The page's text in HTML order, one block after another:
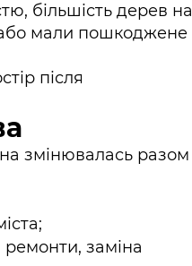
більшість дерев на
або мали пошкоджене
після
змінювалась разом
заміна